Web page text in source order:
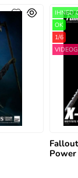
IHNED
OK
1/6